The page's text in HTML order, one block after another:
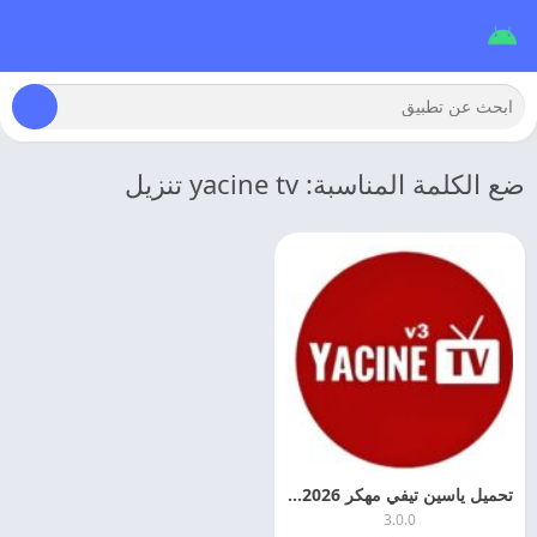
ضع الكلمة المناسبة: yacine tv تنزيل
تحميل ياسين تيفي مهكر 2026 Yacine TV بدون مشغل اخر اصدار
3.0.0